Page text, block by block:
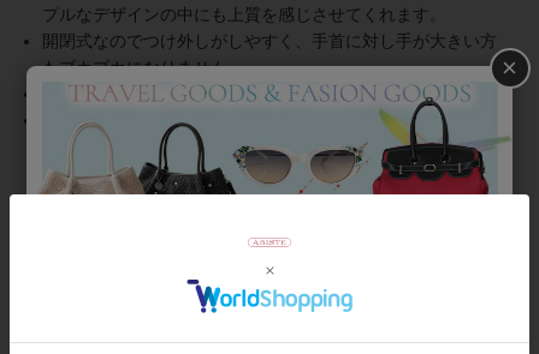
プルなデザインの中にも上質を感じさせてくれます。
開閉式なのでつけ外しがしやすく、手首に対し手が大きい方
もブカブカになりません。
色や柄の出方には個体差があり、それも楽しみの一つ。
装飾が無いので汗や多少の水分に神経質にならずに着けられ
ます。
×